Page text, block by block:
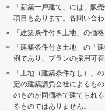
「新築一戸建て」には、販
項目もあります。各問い合わ
「建築条件付き土地」の価
「建築条件付き土地」の「
例であり、プランの採用可否
「土地（建築条件なし）」
定の建築請負会社によるも
のものが同価格で建てられ
るものではありません。